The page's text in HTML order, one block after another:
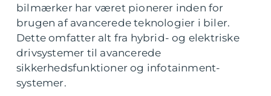
bilmærker har været pionerer inden for
brugen af avancerede teknologier i biler.
Dette omfatter alt fra hybrid- og elektriske
drivsystemer til avancerede
sikkerhedsfunktioner og infotainment-
systemer.